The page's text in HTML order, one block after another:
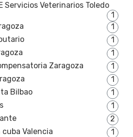
Servicios Veterinarios Toledo
1
1
1
1
Zaragoza
1
1
Bilbao
1
1
2
Valencia
1